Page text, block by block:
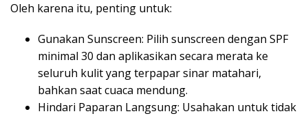
Oleh karena itu, penting untuk:
Gunakan Sunscreen: Pilih sunscreen dengan SPF
minimal 30 dan aplikasikan secara merata ke
seluruh kulit yang terpapar sinar matahari,
bahkan saat cuaca mendung.
Hindari Paparan Langsung: Usahakan untuk tidak